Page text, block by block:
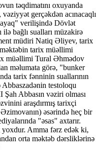
təqdimatını oxuyanda
gerçəkdən acınacaqlı
verilişində Dövlət
bağlı sualları müzakirə
müdiri Natiq Əliyev, tarix
tarix müəllimi
müəllimi Tural Əhmədov
məlumata görə, "bunker
tarix fənninin suallarının
Abbaszadənin testoloqu
Abbasın vəziri olması
araşdırmış tarixçi
əsərində heç bir
"əsas" axtarır.
Amma fərz edək ki,
orta məktəb dərsliklərinə